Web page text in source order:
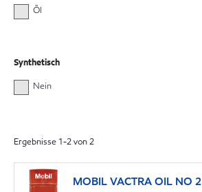
Öl
Synthetisch
Nein
Ergebnisse 1-2von2
MOBIL VACTRA OIL NO 2